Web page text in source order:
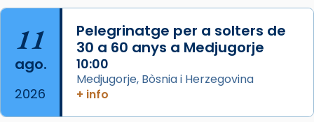
col·laboradors, a la Catedral de Barcelona.
L’arquebisbe de Barcelona, el cardenal Joan
Josep Omella, ha presidit la missa i l’ha
concelebrat el bisbe auxiliar de Barcelona,
Mons. David Abadías.
📸 Dr. G. Simón
11
ago.
2026
Pelegrinatge per a solters de
30 a 60 anys a Medjugorje
10:00
Medjugorje, Bòsnia i Herzegovina
+ info